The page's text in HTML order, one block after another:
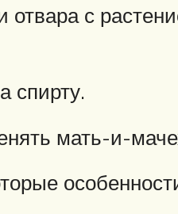
отвара с
спирту.
мать-и-